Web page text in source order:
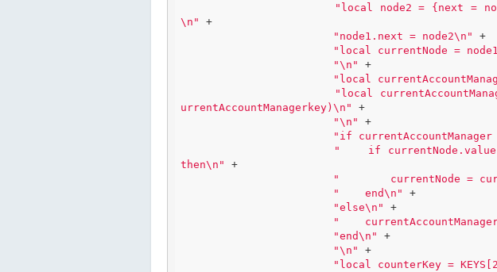
"local node2 = {next =
\n" +
"node1.next = node2\n" +
"local currentNode =
"\n" +
"local
"local
urrentAccountManagerkey)\n" +
"\n" +
"if
"    if currentNode.value
then\n" +
"        currentNode =
"    end\n" +
"else\n" +
"
"end\n" +
"\n" +
"local counterKey =